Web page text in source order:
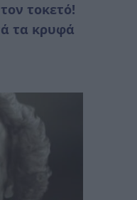
τοκετό!
τα κρυφά